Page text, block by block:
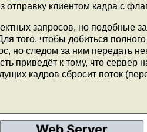
отправку клиентом кадра с
запросов, но подобные
того, чтобы добиться
но следом за ним передать
приведёт к тому, что сервер
кадров сбросит поток